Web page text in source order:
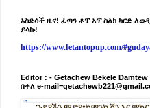
አስድሳች ዜና! ፈጣን ቶፕ አፕ ስልክ ካርድ
ይላኩ!
https://www.fetantopup.com/
Editor : - Getachew Bekele
በቀለ e-